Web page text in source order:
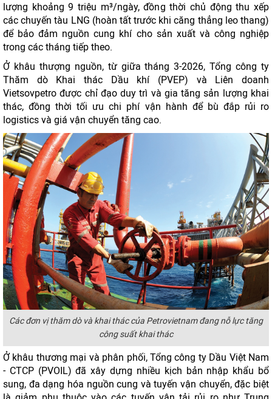
lượng khoảng 9 triệu m³/ngày, đồng thời chủ động thu xếp
các chuyến tàu LNG (hoàn tất trước khi căng thẳng leo thang)
để bảo đảm nguồn cung khí cho sản xuất và công nghiệp
trong các tháng tiếp theo.
Ở khâu thượng nguồn, từ giữa tháng 3-2026, Tổng công ty
Thăm dò Khai thác Dầu khí (PVEP) và Liên doanh
Vietsovpetro được chỉ đạo duy trì và gia tăng sản lượng khai
thác, đồng thời tối ưu chi phí vận hành để bù đắp rủi ro
logistics và giá vận chuyển tăng cao.
Các đơn vị thăm dò và khai thác của Petrovietnam đang nỗ lực tăng
công suất khai thác
Ở khâu thương mại và phân phối, Tổng công ty Dầu Việt Nam
- CTCP (PVOIL) đã xây dựng nhiều kịch bản nhập khẩu bổ
sung, đa dạng hóa nguồn cung và tuyến vận chuyển, đặc biệt